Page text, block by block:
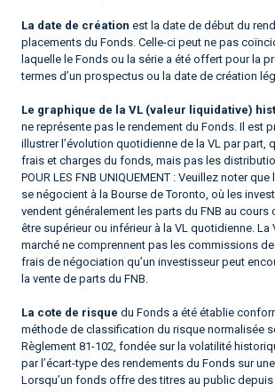
La date de création est la date de début du
placements du Fonds. Celle-ci peut ne pas
laquelle le Fonds ou la série a été offert pour la
termes d’un prospectus ou la date de création
Le graphique de la VL (valeur liquidative)
ne représente pas le rendement du Fonds. Il est
illustrer l’évolution quotidienne de la VL par part,
frais et charges du fonds, mais pas les
POUR LES FNB UNIQUEMENT : Veuillez noter que
se négocient à la Bourse de Toronto, où les
vendent généralement les parts du FNB au cours
être supérieur ou inférieur à la VL quotidienne. La
marché ne comprennent pas les commissions
frais de négociation qu’un investisseur peut
la vente de parts du FNB.
La cote de risque du Fonds a été établie
méthode de classification du risque normalisée
Règlement 81-102, fondée sur la volatilité
par l’écart-type des rendements du Fonds sur
Lorsqu’un fonds offre des titres au public